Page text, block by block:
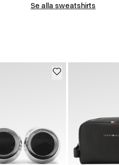
Se alla sweatshirts